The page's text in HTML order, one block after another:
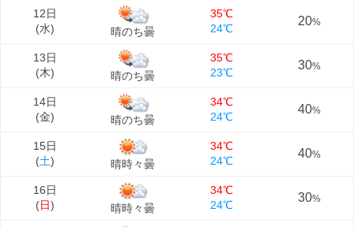
12日
(水) 晴のち曇
35℃
24℃
20%
13日
(木) 晴のち曇
35℃
23℃
30%
14日
(金) 晴のち曇
34℃
24℃
40%
15日
(土) 晴時々曇
34℃
24℃
40%
16日
(日) 晴時々曇
34℃
24℃
30%